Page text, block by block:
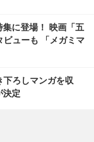
集に登場！ 映画「五
ビューも 「メガミマ
下ろしマンガを収
決定